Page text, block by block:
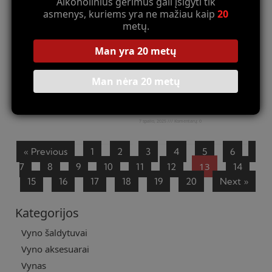
Ispanų vyndarių keistos fobijos:
Vynuogių „revoliucija”: kai
7 spalio, 2025 Komentarų: 0
« Previous 1 2 3 4 5
6
7
8 9 10 11 12 13
14
15
16 17 18 19 20 Next »
Kategorijos
Vyno šaldytuvai
Vyno aksesuarai
Vynas
asmenys, kuriems yra ne mažiau kaip20
metų.
Man yra 20 metų
Man nėra 20 metų